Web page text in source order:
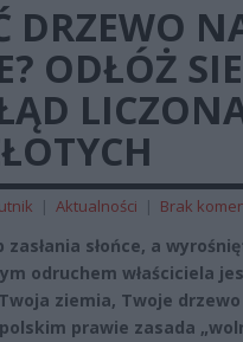
DRZEWO
ODŁÓŻ
| Aktualności | Brak
słońce, a
odruchem właściciela
ziemia, Twoje
prawie zasada